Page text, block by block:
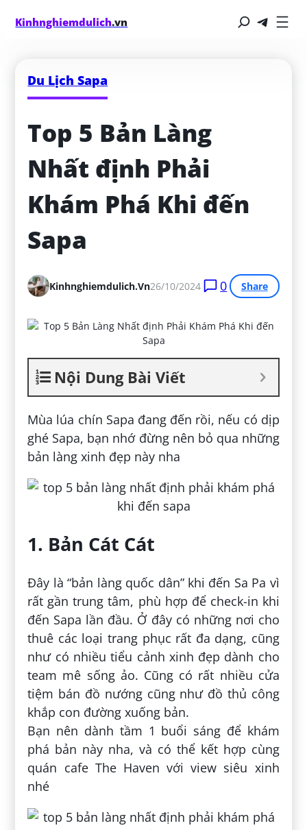
Kinhnghiemdulich.vn
Du Lịch Sapa
Top 5 Bản Làng
Nhất định Phải
Khám Phá Khi đến
Sapa
Kinhnghiemdulich.vn26/10/2024 0 Share
Nội Dung Bài Viết
Mùa lúa chín Sapa đang đến rồi, nếu có dịp
ghé Sapa, bạn nhớ đừng nên bỏ qua những
bản làng xinh đẹp này nha
1. Bản Cát Cát
Đây là “bản làng quốc dân” khi đến Sa Pa vì
rất gần trung tâm, phù hợp để check-in khi
đến Sapa lần đầu. Ở đây có những nơi cho
thuê các loại trang phục rất đa dạng, cũng
như có nhiều tiểu cảnh xinh đẹp dành cho
team mê sống ảo. Cũng có rất nhiều cửa
tiệm bán đồ nướng cũng như đồ thủ công
khắp con đường xuống bản.
Bạn nên dành tầm 1 buổi sáng để khám
phá bản này nha, và có thể kết hợp cùng
quán cafe The Haven với view siêu xinh
nhé